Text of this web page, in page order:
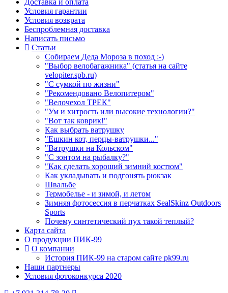
Доставка и оплата
Условия гарантии
Условия возврата
Беспроблемная доставка
Написать письмо
Статьи
Собираем Деда Мороза в поход :-)
"Выбор велобагажника" (статья на сайте
velopiter.spb.ru)
"С сумкой по жизни"
"Рекомендовано Велопитером"
"Велочехол ТРЕК"
"Ум и хитрость или высокие технологии?"
"Вот так коврик!"
Как выбрать ватрушку
"Ешкин кот, перцы-ватрушки..."
"Ватрушки на Кольском"
"С зонтом на рыбалку?"
"Как сделать хороший зимний костюм"
Как укладывать и подгонять рюкзак
Швальбе
Термобелье - и зимой, и летом
Зимняя фотосессия в перчатках SealSkinz Outdoors
Sports
Почему синтетический пух такой теплый?
Карта сайта
О продукции ПИК-99
О компании
История ПИК-99 на старом сайте pk99.ru
Наши партнеры
Условия фотоконкурса 2020